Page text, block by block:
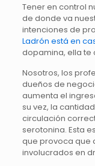
Tener en control
de donde va
intenciones de
Ladrón está en
dopamina, ella te
Nosotros, los
dueños de
aumenta el
su vez, la
circulación
serotonina. Esta
que provoca que
involucrados en